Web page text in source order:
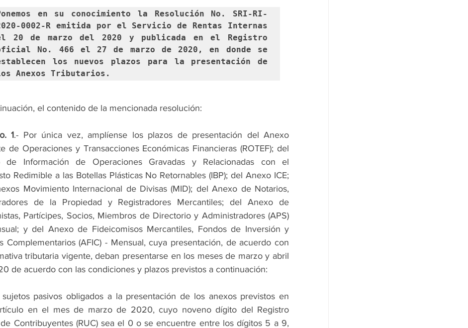
en su conocimiento la Resolución
No. SRI-RI-
0002-R emitida por el Servicio de Rentas Internas
20 de marzo del 2020 y publicada en el Registro
No. 466 el 27 de marzo de 2020, en donde se
los nuevos plazos para la presentación de
Anexos Tributarios.
el contenido de la mencionada resolución:
1.- Por única vez, amplíense los plazos de presentación del Anexo
de Operaciones y Transacciones Económicas Financieras (ROTEF); del
de Información de Operaciones Gravadas y Relacionadas con el
Redimible a las Botellas Plásticas No Retornables (IBP); del Anexo ICE;
Movimiento Internacional de Divisas (MID); del Anexo de Notarios,
de la Propiedad y Registradores Mercantiles; del Anexo de
Partícipes, Socios, Miembros de Directorio y Administradores (APS)
y del Anexo de Fideicomisos Mercantiles, Fondos de Inversión y
Complementarios (AFIC) - Mensual, cuya presentación, de acuerdo con
tributaria vigente, deban presentarse en los meses de marzo y abril
de acuerdo con las condiciones y plazos previstos a continuación:
sujetos pasivos obligados a la presentación de los anexos previstos en
en el mes de marzo de 2020, cuyo noveno dígito del Registro
Contribuyentes (RUC) sea el 0 o se encuentre entre los dígitos 5 a 9,